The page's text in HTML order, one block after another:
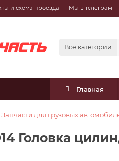
и схема проезда Мы в телеграм
Все категории
Главная
Запчасти для грузовых
Головка